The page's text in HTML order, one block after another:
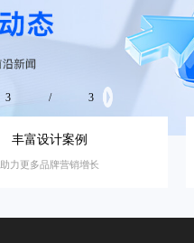
3 / 3
丰富设计案例
助力更多品牌营销增长